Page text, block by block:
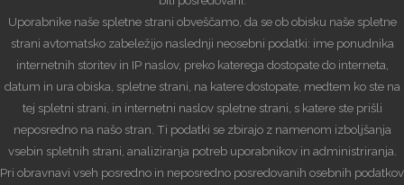
Uporabnike naše spletne strani obveščamo, da se ob obisku naše spletne
strani avtomatsko zabeležijo naslednji neosebni podatki: ime ponudnika
internetnih storitev in IP naslov, preko katerega dostopate do interneta,
datum in ura obiska, spletne strani, na katere dostopate, medtem ko ste na
tej spletni strani, in internetni naslov spletne strani, s katere ste prišli
neposredno na našo stran. Ti podatki se zbirajo z namenom izboljšanja
vsebin spletnih strani, analiziranja potreb uporabnikov in administriranja.
Pri obravnavi vseh posredno in neposredno posredovanih osebnih podatkov